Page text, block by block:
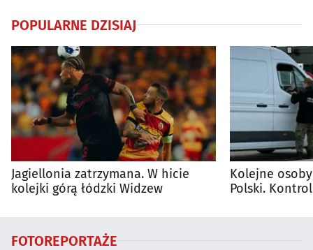
POPULARNE DZISIAJ
Jagiellonia zatrzymana. W hicie
kolejki górą łódzki Widzew
Kolejne
Polski.
FOTOREPORTAŻE